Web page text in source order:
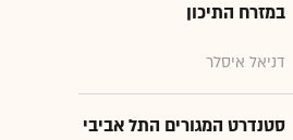
במזרח התיכון
דניאל איסלר
סטנדרט המגורים התל אביבי